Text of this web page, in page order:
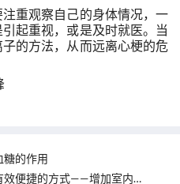
重观察自己的身体情况，一
起重视，或是及时就医。当
的方法，从而远离心梗的危
糖的作用
中老年人养护心血管最有效便捷的方式——增加室内负氧离子含量